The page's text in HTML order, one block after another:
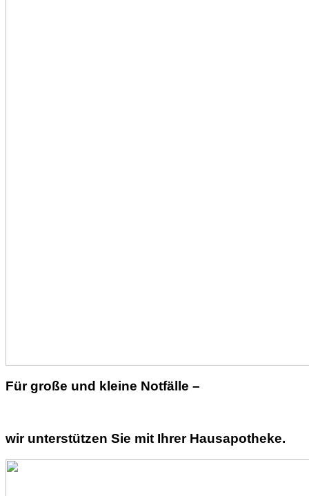
Für große und kleine Notfälle –
wir unterstützen Sie mit Ihrer Hausapotheke.